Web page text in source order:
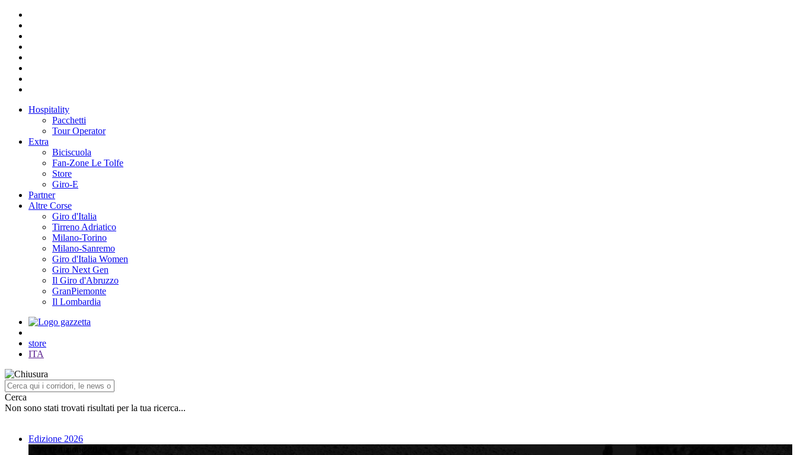
Hospitality
Pacchetti
Tour Operator
Extra
Biciscuola
Fan-Zone Le Tolfe
Store
Giro-E
Partner
Altre Corse
Giro d'Italia
Tirreno Adriatico
Milano-Torino
Milano-Sanremo
Giro d'Italia Women
Giro Next Gen
Il Giro d'Abruzzo
GranPiemonte
Il Lombardia
store
ITA
Cerca
Non sono stati trovati risultati per la tua ricerca...
Edizione 2026